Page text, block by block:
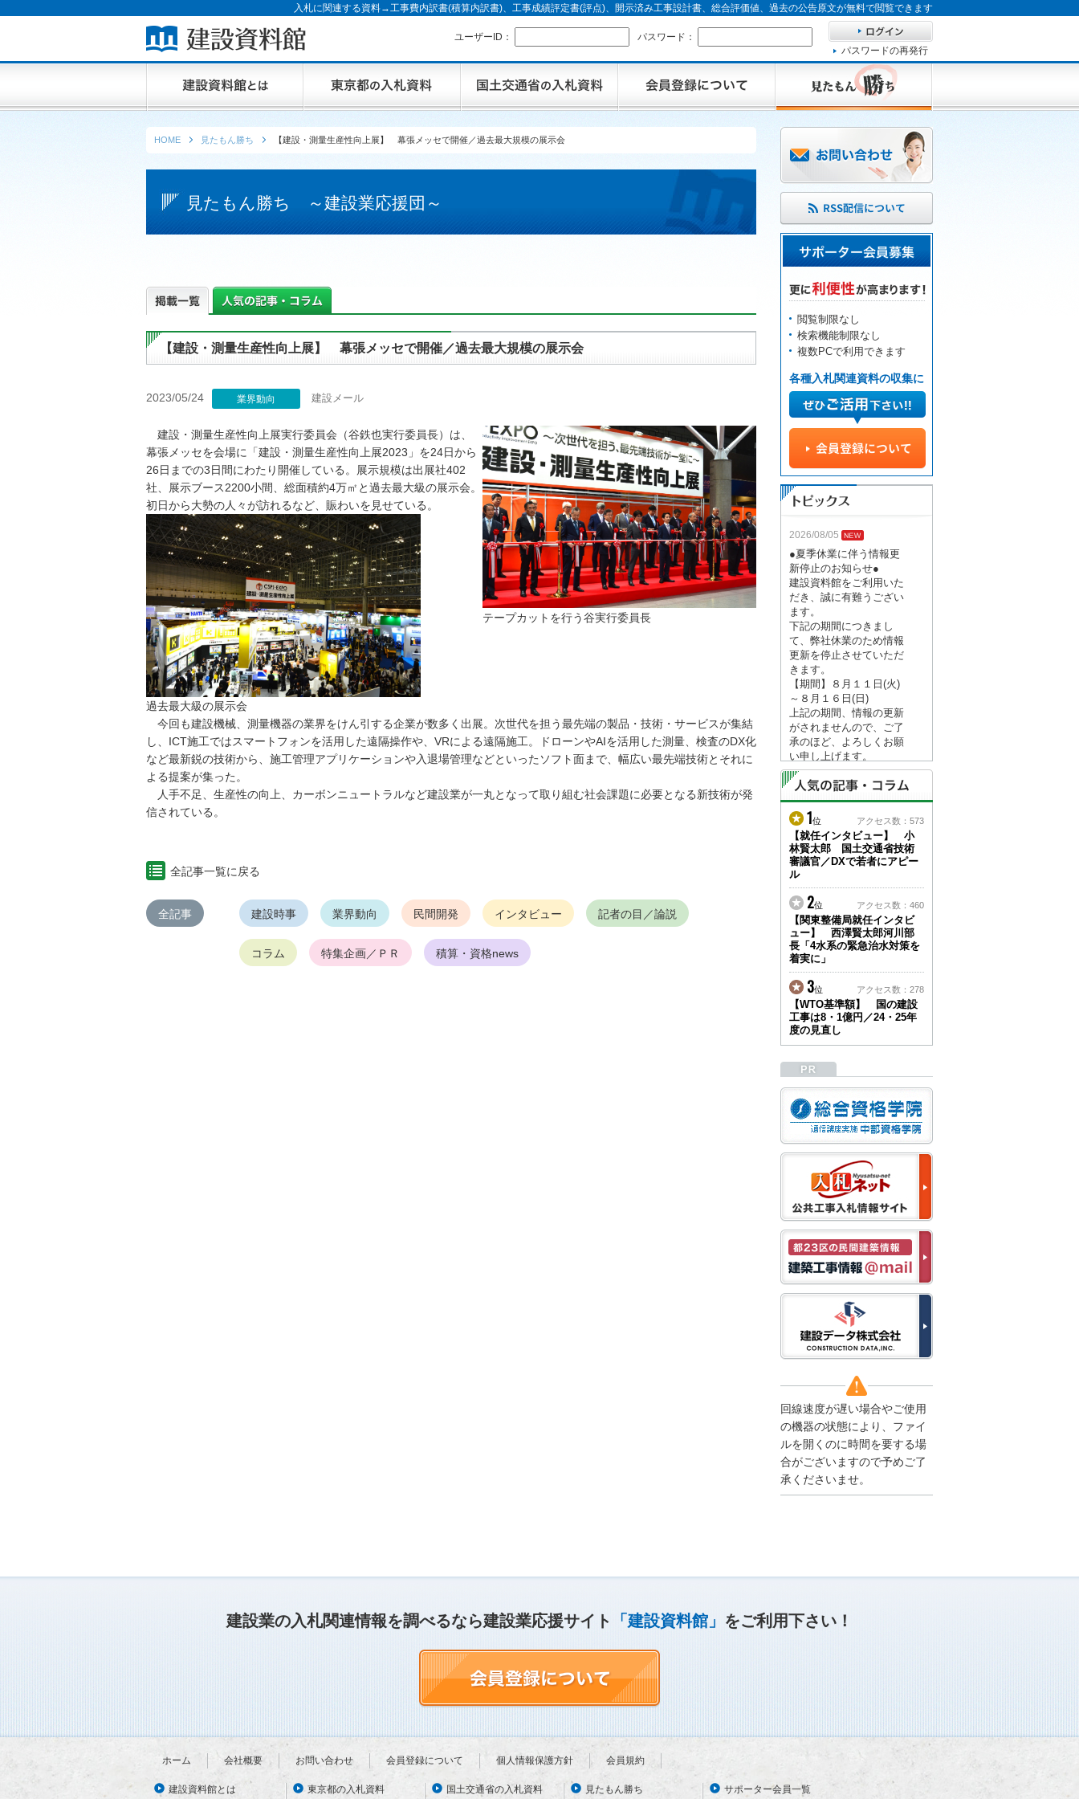
入札に関連する資料→工事費内訳書(積算内訳書)、工事成績評定書(評点)、開示済み工事設計書、総合評価値、過去の公告原文が無料で閲覧できます
ユーザーID：
パスワード：
パスワードの再発行
HOME 見たもん勝ち 【建設・測量生産性向上展】 幕張メッセで開催／過去最大規模の展示会
見たもん勝ち ～建設業応援団～
【建設・測量生産性向上展】 幕張メッセで開催／過去最大規模の展示会
2023/05/24 業界動向 建設メール
テープカットを行う谷実行委員長
建設・測量生産性向上展実行委員会（谷鉄也実行委員長）は、
幕張メッセを会場に「建設・測量生産性向上展2023」を24日から
26日までの3日間にわたり開催している。展示規模は出展社402
社、展示ブース2200小間、総面積約4万㎡と過去最大級の展示会。
初日から大勢の人々が訪れるなど、賑わいを見せている。
過去最大級の展示会
今回も建設機械、測量機器の業界をけん引する企業が数多く出展。次世代を担う最先端の製品・技術・サービスが集結
し、ICT施工ではスマートフォンを活用した遠隔操作や、VRによる遠隔施工。ドローンやAIを活用した測量、検査のDX化
など最新鋭の技術から、施工管理アプリケーションや入退場管理などといったソフト面まで、幅広い最先端技術とそれに
よる提案が集った。
人手不足、生産性の向上、カーボンニュートラルなど建設業が一丸となって取り組む社会課題に必要となる新技術が発
信されている。
全記事一覧に戻る
全記事 建設時事 業界動向 民間開発 インタビュー 記者の目／論説
コラム 特集企画／ＰＲ 積算・資格news
閲覧制限なし
検索機能制限なし
複数PCで利用できます
各種入札関連資料の収集に
2026/08/05
●夏季休業に伴う情報更
新停止のお知らせ●
建設資料館をご利用いた
だき、誠に有難うござい
ます。
下記の期間につきまし
て、弊社休業のため情報
更新を停止させていただ
きます。
【期間】８月１１日(火)
～８月１６日(日)
上記の期間、情報の更新
がされませんので、ご了
承のほど、よろしくお願
い申し上げます。
なお、情報は８月１７日
(月)より登録されます。
2026/04/23
●ゴールデンウィークに
伴う情報更新停止のお知
らせ(05/02～05/10)●
ユーザー各位
建設資料館をご利用いた
だき、誠に有難うござい
ます。
下記の期間につきまし
て、弊社休業のため情報
更新を停止させていただ
きます。
【期間】５月２日(土)～
５月１０日(日)
上記の期間、情報の更新
がされませんので、ご了
い申し上げます。
から通常通り運営いたし
ます。
2025/12/22
●年末年始に伴う情報更
新停止のお知らせ●
建設資料館をご利用いた
だき、誠に有難うござい
ます。
下記の期間につきまし
て、弊社休業のため情報
更新を停止させていただ
きます。
【期間】１２月２７日
(土)～１月４日(日)
上記の期間、情報の更新
がされませんので、ご了
承のほど、よろしくお願
なお、情報は１月５日
(月)より登録されます。
2025/08/04
●夏季休業に伴う情報更
新停止のお知らせ●
建設資料館をご利用いた
だき、誠に有難うござい
がされませんので、ご了
承のほど、よろしくお願
伴う情報更新停止のお知
らせ(04/26～04/29、05/0
ユーザー各位
1位 アクセス数：573
【就任インタビュー】 小
林賢太郎 国土交通省技術
審議官／DXで若者にアピー
ル
2位 アクセス数：460
【関東整備局就任インタビ
ュー】 西澤賢太郎河川部
長「4水系の緊急治水対策を
着実に」
3位 アクセス数：278
【WTO基準額】 国の建設
工事は8・1億円／24・25年
度の見直し
回線速度が遅い場合やご使用
の機器の状態により、ファイ
ルを開くのに時間を要する場
合がございますので予めご了
承くださいませ。
建設業の入札関連情報を調べるなら建設業応援サイト 「建設資料館」 をご利用下さい！
ホーム 会社概要 お問い合わせ 会員登録について 個人情報保護方針 会員規約
建設資料館とは 東京都の入札資料 国土交通省の入札資料 見たもん勝ち サポーター会員一覧